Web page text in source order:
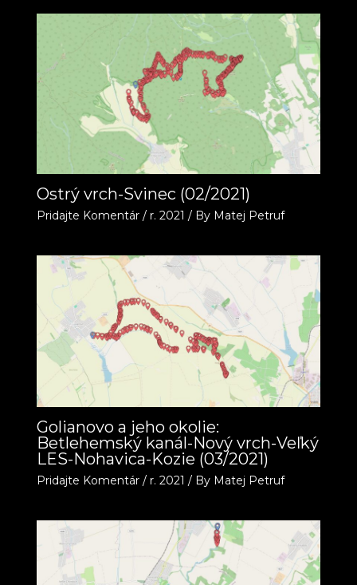
Ostrý vrch-Svinec (02/2021)
Pridajte Komentár / r. 2021 / By Matej Petruf
Golianovo a jeho okolie:
Betlehemský kanál-Nový vrch-Veľký
LES-Nohavica-Kozie (03/2021)
Pridajte Komentár / r. 2021 / By Matej Petruf